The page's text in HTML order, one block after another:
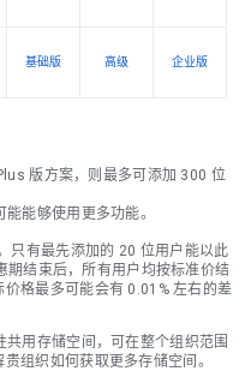
基础版 高级 企业版
版方案，则最多可添加 300 位
能够使用更多功能。
只有最先添加的 20 位用户能以此
结束后，所有用户均按标准价结
格最多可能会有 0.01% 左右的差
用存储空间，可在整个组织范围
组织如何获取更多存储空间。